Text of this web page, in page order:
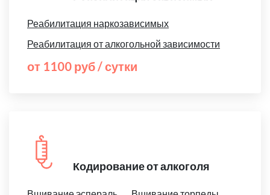
Реабилитация наркозависимых
Реабилитация от алкогольной зависимости
от 1100 руб / сутки
Кодирование от алкоголя